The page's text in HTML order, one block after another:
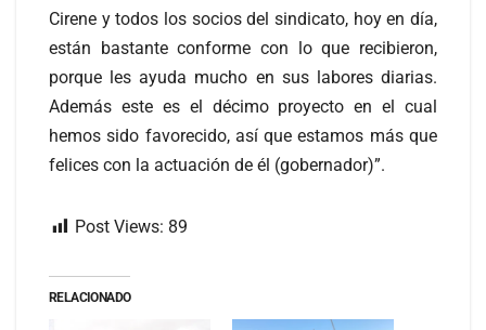
Cirene y todos los socios del sindicato, hoy en día,
están bastante conforme con lo que recibieron,
porque les ayuda mucho en sus labores diarias.
Además este es el décimo proyecto en el cual
hemos sido favorecido, así que estamos más que
felices con la actuación de él (gobernador)”.
Post Views: 89
RELACIONADO